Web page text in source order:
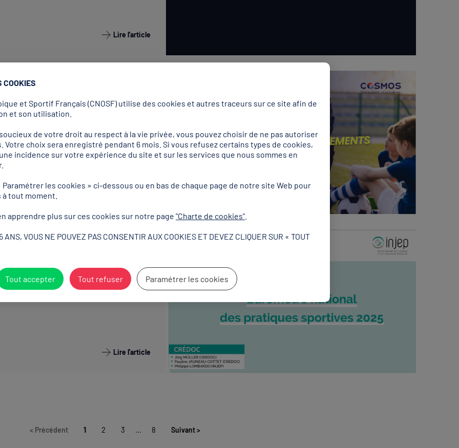
Lire l'article
et
associés - 2026
sportives 2025
Lire l'article
<Précédent 1 2 3 ... 8 Suivant>
COOKIES
et Sportif Français (CNOSF) utilise des cookies et autres traceurs sur ce site afin de
et son utilisation.
de votre droit au respect à la vie privée, vous pouvez choisir de ne pas autoriser
Votre choix sera enregistré pendant 6 mois. Si vous refusez certains types de cookies,
incidence sur votre expérience du site et sur les services que nous sommes en
les cookies » ci-dessous ou en bas de chaque page de notre site Web pour
tout moment.
apprendre plus sur ces cookies sur notre page "Charte de cookies"
ANS, VOUS NE POUVEZ PAS CONSENTIR AUX COOKIES ET DEVEZ CLIQUER SUR « TOUT
Tout accepter Tout refuser Paramétrer les cookies